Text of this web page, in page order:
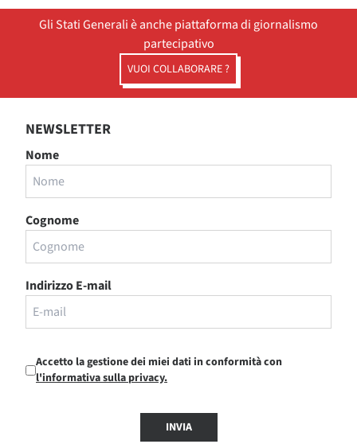
Gli Stati Generali è anche piattaforma di giornalismo
partecipativo
VUOI COLLABORARE ?
NEWSLETTER
Nome
Cognome
Indirizzo E-mail
Accetto la gestione dei miei dati in conformità con
l'informativa sulla privacy.
INVIA